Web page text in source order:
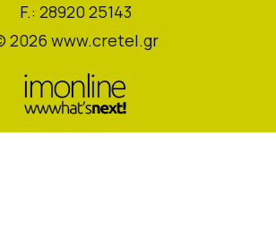
F.: 28920 25143
2026 www.cretel.gr